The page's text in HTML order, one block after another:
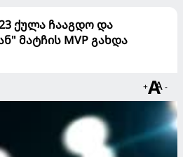
ქულა ჩააგდო და
მატჩის MVP გახდა
+ -